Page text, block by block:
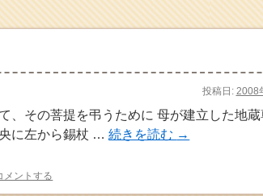
投稿日: 2008
、その菩提を弔うために 母が建立した地蔵
央に左から錫杖 …続きを読む →
メントする